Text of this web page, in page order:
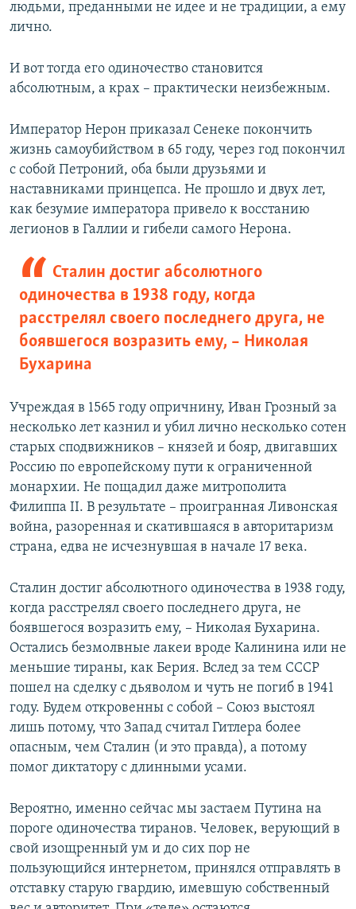
людьми, преданными не идее и не традиции, а ему
лично.
И вот тогда его одиночество становится
абсолютным, а крах – практически неизбежным.
Император Нерон приказал Сенеке покончить
жизнь самоубийством в 65 году, через год покончил
с собой Петроний, оба были друзьями и
наставниками принцепса. Не прошло и двух лет,
как безумие императора привело к восстанию
легионов в Галлии и гибели самого Нерона.
Сталин достиг абсолютного
одиночества в 1938 году, когда
расстрелял своего последнего друга, не
боявшегося возразить ему, – Николая
Бухарина
Учреждая в 1565 году опричнину, Иван Грозный за
несколько лет казнил и убил лично несколько сотен
старых сподвижников – князей и бояр, двигавших
Россию по европейскому пути к ограниченной
монархии. Не пощадил даже митрополита
Филиппа II. В результате – проигранная Ливонская
война, разоренная и скатившаяся в авторитаризм
страна, едва не исчезнувшая в начале 17 века.
Сталин достиг абсолютного одиночества в 1938 году,
когда расстрелял своего последнего друга, не
боявшегося возразить ему, – Николая Бухарина.
Остались безмолвные лакеи вроде Калинина или не
меньшие тираны, как Берия. Вслед за тем СССР
пошел на сделку с дьяволом и чуть не погиб в 1941
году. Будем откровенны с собой – Союз выстоял
лишь потому, что Запад считал Гитлера более
опасным, чем Сталин (и это правда), а потому
помог диктатору с длинными усами.
Вероятно, именно сейчас мы застаем Путина на
пороге одиночества тиранов. Человек, верующий в
свой изощренный ум и до сих пор не
пользующийся интернетом, принялся отправлять в
отставку старую гвардию, имевшую собственный